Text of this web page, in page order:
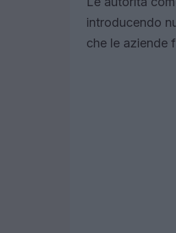
introducendo
che le aziende